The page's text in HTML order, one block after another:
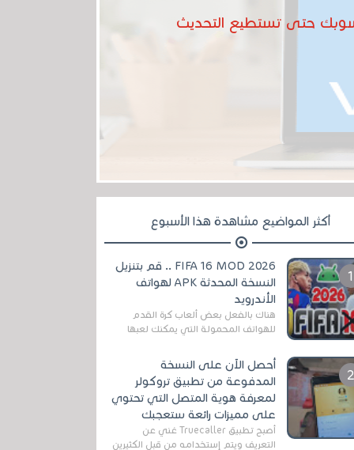
أكثر المواضيع مشاهدة هذا الأسبوع
FIFA 16 MOD 2026 .. قم بتنزيل
النسخة المحدثة APK لهواتف
الأندرويد
هناك بالفعل بعض ألعاب كرة القدم
للهواتف المحمولة التي يمكنك لعبها
مثل EA Sports ...
أحصل الآن على النسخة
المدفوعة من تطبيق تروكولر
لمعرفة هوية المتصل التي تحتوي
على مميزات رائعة ستعجبك
أصبح تطبيق Truecaller غني عن
التعريف ويتم إستخدامه من قبل الكثيرين